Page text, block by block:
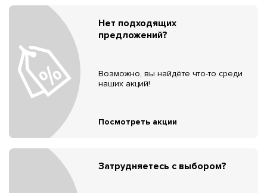
Нет подходящих
предложений?
Возможно, вы найдёте что-то среди
наших акций!
Посмотреть акции
Затрудняетесь с выбором?